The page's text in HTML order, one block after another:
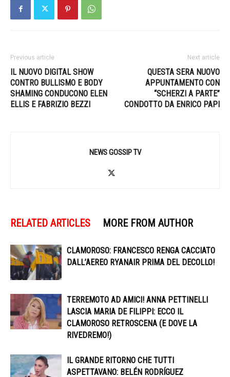
Previous article
IL NUOVO DIGITAL SHOW
CONTRO BULLISMO E BODY
SHAMING CONDUCONO ELEN
ELLIS E FABRIZIO BEZZI
Next article
QUESTA SERA NUOVO
APPUNTAMENTO CON
“SCHERZI A PARTE”
CONDOTTO DA ENRICO PAPI
NEWS GOSSIP TV
RELATED ARTICLES MORE FROM AUTHOR
CLAMOROSO: FRANCESCO RENGA CACCIATO
DALL’AEREO RYANAIR PRIMA DEL DECOLLO!
TERREMOTO AD AMICI! ANNA PETTINELLI
LASCIA MARIA DE FILIPPI: ECCO IL
CLAMOROSO RETROSCENA (E DOVE LA
RIVEDREMO!)
IL GRANDE RITORNO CHE TUTTI
ASPETTAVANO: BELÉN RODRÍGUEZ